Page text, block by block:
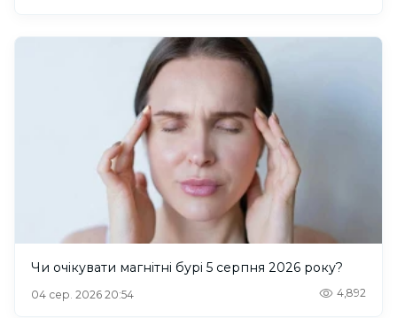
Чи очікувати магнітні бурі 5 серпня 2026 року?
04 сер. 2026 20:54 4,892